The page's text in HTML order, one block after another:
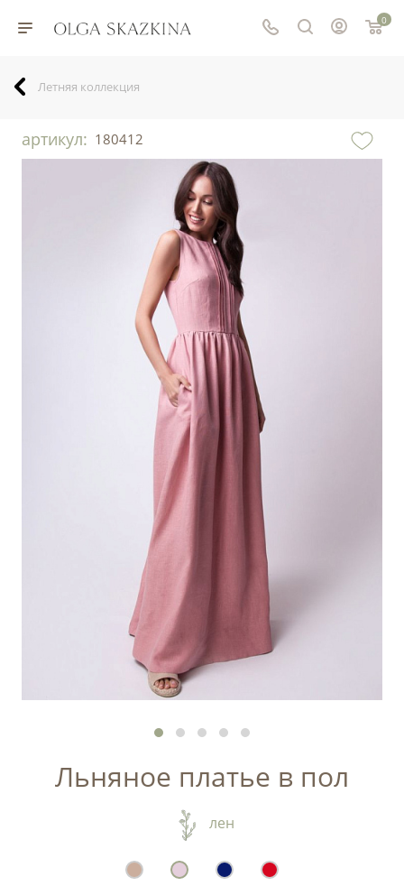
0
Летняя коллекция
артикул: 180412
Льняное платье в пол
лен